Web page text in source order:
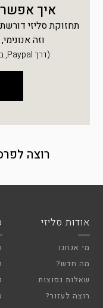
איך
תחזוקת סליזי
וזה
(דרך Paypal, בצורה מאובטחת, אנונימית ומהירה)
רוצה
אודות סליזי
מי אנחנו
מה חדש?
שאלות נפוצות
רוצה לעזור?